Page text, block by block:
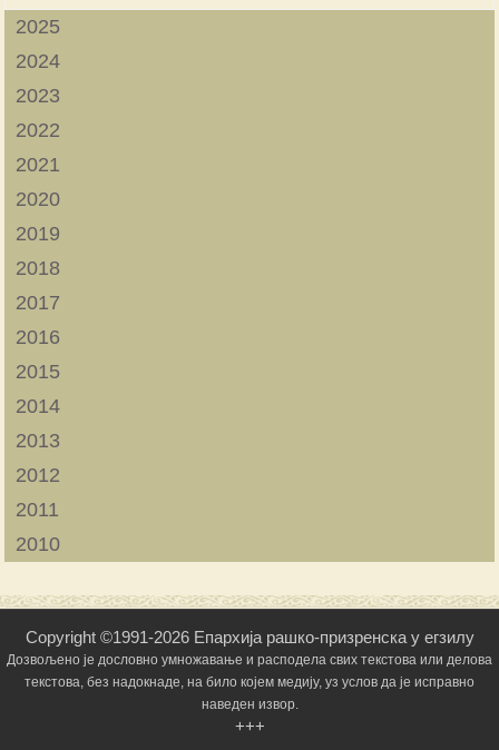
2025
2024
2023
2022
2021
2020
2019
2018
2017
2016
2015
2014
2013
2012
2011
2010
Copyright ©1991-2026 Епархија рашко-призренска у егзилу
Дозвољено је дословно умножавање и расподела свих текстова или делова
текстова, без надокнаде, на било којем медију, уз услов да је исправно
наведен извор.
+++